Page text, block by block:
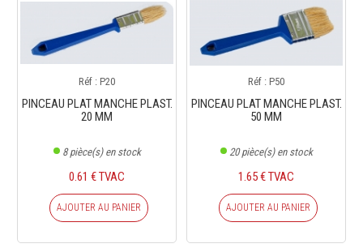
Réf : P20
PINCEAU PLAT MANCHE PLAST.
20 MM
8pièce(s) en stock
0.61 € TVAC
AJOUTER AU PANIER
Réf : P50
PINCEAU PLAT MANCHE PLAST.
50 MM
20pièce(s) en stock
1.65 € TVAC
AJOUTER AU PANIER